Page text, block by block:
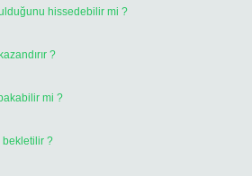
hissedebilir mi ?
?
mi ?
bekletilir ?